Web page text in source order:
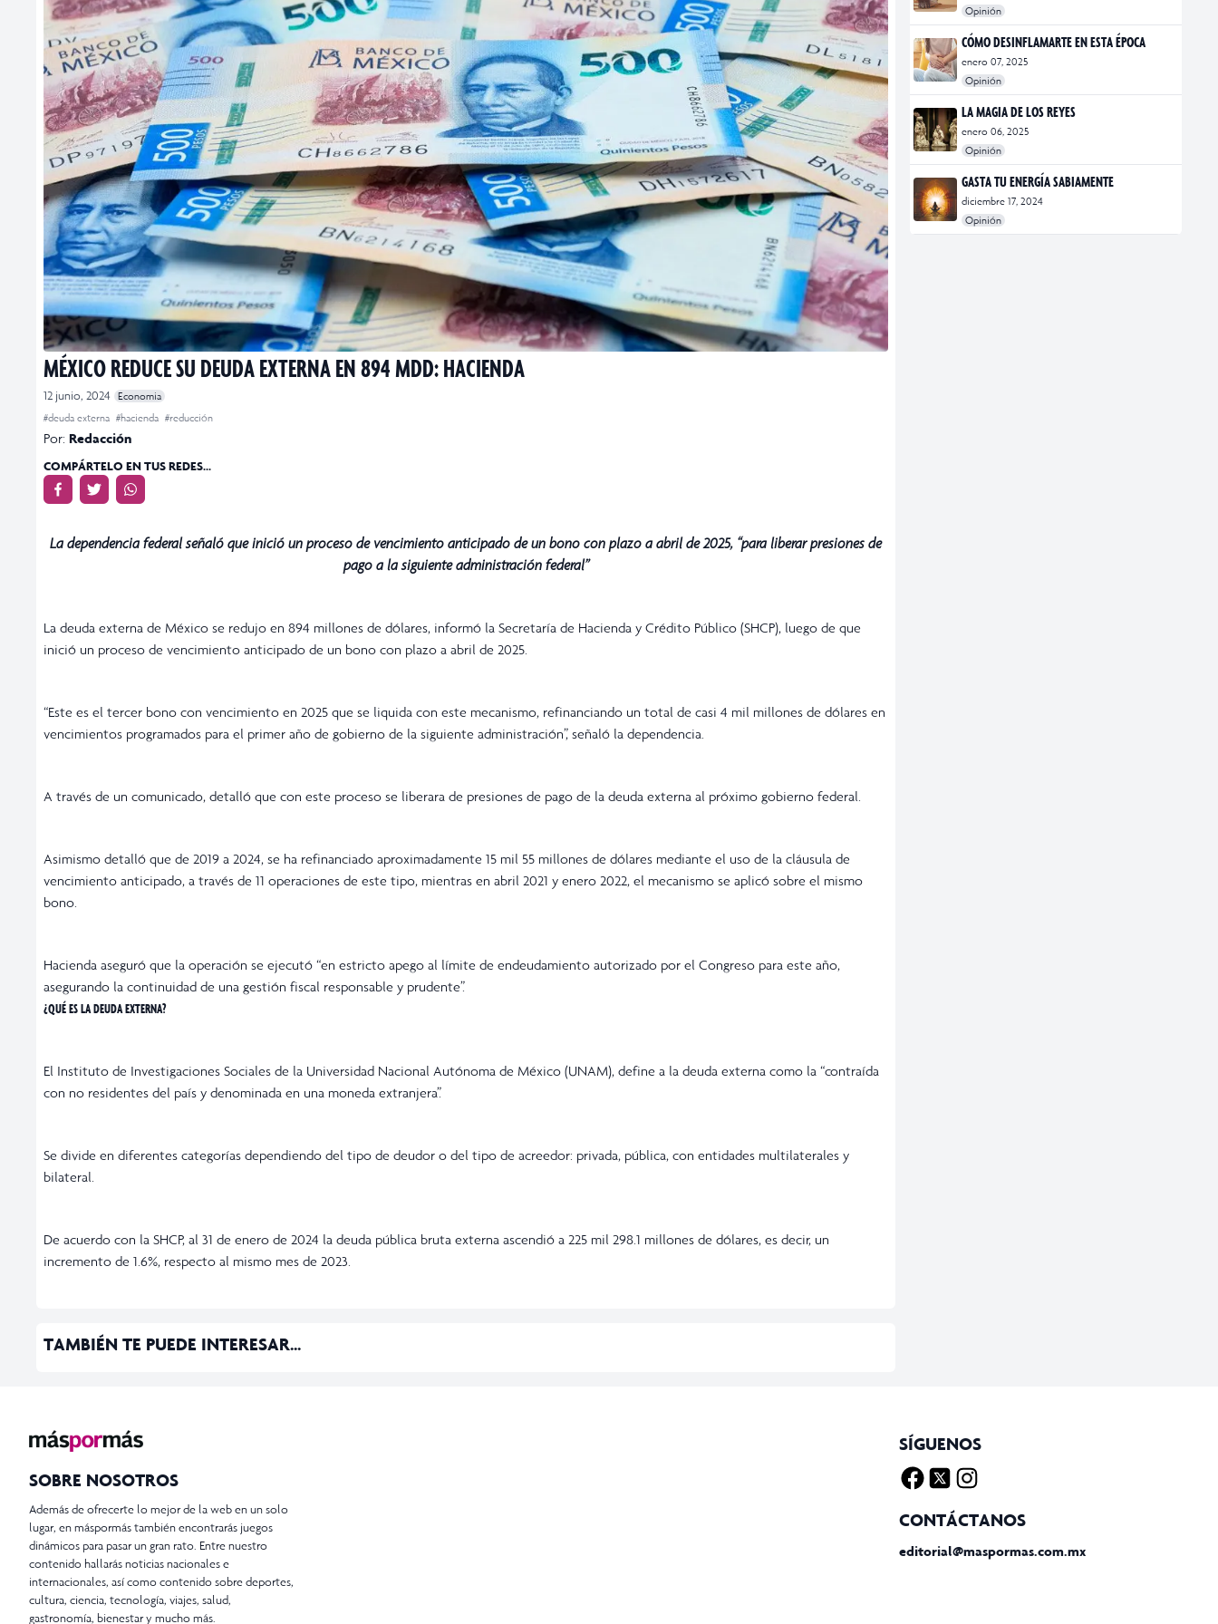
MÉXICO REDUCE SU DEUDA EXTERNA EN 894 MDD: HACIENDA
12 junio, 2024
Economia
#deuda externa #hacienda #reducción
Por: Redacción
COMPÁRTELO EN TUS REDES...
La dependencia federal señaló que inició un proceso de vencimiento anticipado de un bono con plazo a abril de 2025, “para liberar presiones de
pago a la siguiente administración federal”
La deuda externa de México se redujo en 894 millones de dólares, informó la Secretaría de Hacienda y Crédito Público (SHCP), luego de que
inició un proceso de vencimiento anticipado de un bono con plazo a abril de 2025.
“Este es el tercer bono con vencimiento en 2025 que se liquida con este mecanismo, refinanciando un total de casi 4 mil millones de dólares en
vencimientos programados para el primer año de gobierno de la siguiente administración”, señaló la dependencia.
A través de un comunicado, detalló que con este proceso se liberara de presiones de pago de la deuda externa al próximo gobierno federal.
Asimismo detalló que de 2019 a 2024, se ha refinanciado aproximadamente 15 mil 55 millones de dólares mediante el uso de la cláusula de
vencimiento anticipado, a través de 11 operaciones de este tipo, mientras en abril 2021 y enero 2022, el mecanismo se aplicó sobre el mismo
bono.
Hacienda aseguró que la operación se ejecutó “en estricto apego al límite de endeudamiento autorizado por el Congreso para este año,
asegurando la continuidad de una gestión fiscal responsable y prudente”.
¿QUÉ ES LA DEUDA EXTERNA?
El Instituto de Investigaciones Sociales de la Universidad Nacional Autónoma de México (UNAM), define a la deuda externa como la “contraída
con no residentes del país y denominada en una moneda extranjera”.
Se divide en diferentes categorías dependiendo del tipo de deudor o del tipo de acreedor: privada, pública, con entidades multilaterales y
bilateral.
De acuerdo con la SHCP, al 31 de enero de 2024 la deuda pública bruta externa ascendió a 225 mil 298.1 millones de dólares, es decir, un
incremento de 1.6%, respecto al mismo mes de 2023.
TAMBIÉN TE PUEDE INTERESAR...
Opinión
#2025
#Estilo Manifiesto
#tendencias
CÓMO DESINFLAMARTE EN ESTA ÉPOCA
enero 07, 2025
Opinión
#Conciencia Chilanga
#desinflamarte
LA MAGIA DE LOS REYES
enero 06, 2025
Opinión
#Cuento de navidad
#magia
#Reyes Magos
GASTA TU ENERGÍA SABIAMENTE
diciembre 17, 2024
Opinión
#CDMX
#Ciudad
#ciudad de méxico
#Energía
SOBRE NOSOTROS
Además de ofrecerte lo mejor de la web en un solo
lugar, en máspormás también encontrarás juegos
dinámicos para pasar un gran rato. Entre nuestro
contenido hallarás noticias nacionales e
internacionales, así como contenido sobre deportes,
cultura, ciencia, tecnología, viajes, salud,
gastronomía, bienestar y mucho más.
SÍGUENOS
CONTÁCTANOS
editorial@maspormas.com.mx